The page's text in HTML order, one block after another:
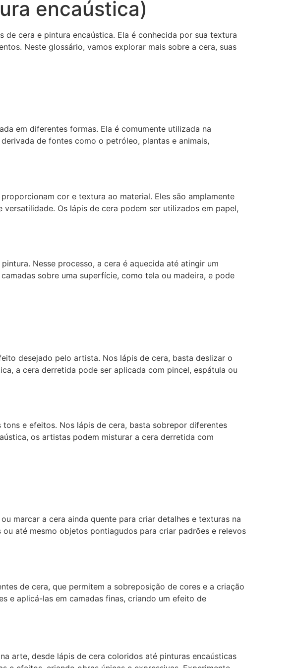
encaústica)
cera e pintura encaústica. Ela é conhecida por sua textura
Neste glossário, vamos explorar mais sobre a cera, suas
em diferentes formas. Ela é comumente utilizada na
de fontes como o petróleo, plantas e animais,
cor e textura ao material. Eles são amplamente
Os lápis de cera podem ser utilizados em papel,
Nesse processo, a cera é aquecida até atingir um
sobre uma superfície, como tela ou madeira, e pode
desejado pelo artista. Nos lápis de cera, basta deslizar o
a cera derretida pode ser aplicada com pincel, espátula ou
e efeitos. Nos lápis de cera, basta sobrepor diferentes
os artistas podem misturar a cera derretida com
marcar a cera ainda quente para criar detalhes e texturas na
até mesmo objetos pontiagudos para criar padrões e relevos
de cera, que permitem a sobreposição de cores e a criação
e aplicá-las em camadas finas, criando um efeito de
arte, desde lápis de cera coloridos até pinturas encaústicas